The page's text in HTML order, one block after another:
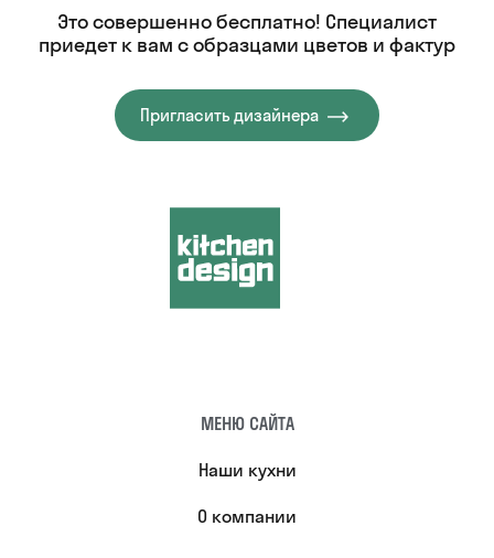
Это совершенно бесплатно! Специалист
приедет к вам с образцами цветов и фактур
Пригласить дизайнера
МЕНЮ САЙТА
Наши кухни
О компании